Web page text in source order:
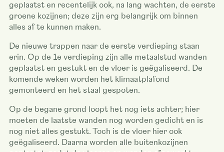
geplaatst en recentelijk ook, na lang wachten, de eerste
groene kozijnen; deze zijn erg belangrijk om binnen
alles af te kunnen maken.
De nieuwe trappen naar de eerste verdieping staan
erin. Op de 1e verdieping zijn alle metaalstud wanden
geplaatst en gestukt en de vloer is geëgaliseerd. De
komende weken worden het klimaatplafond
gemonteerd en het staal gespoten.
Op de begane grond loopt het nog iets achter; hier
moeten de laatste wanden nog worden gedicht en is
nog niet alles gestukt. Toch is de vloer hier ook
geëgaliseerd. Daarna worden alle buitenkozijnen